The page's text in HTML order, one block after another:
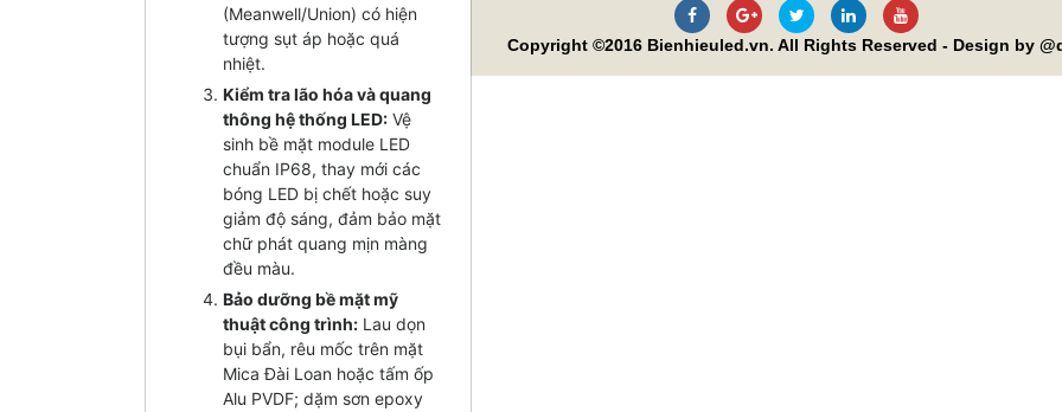
(Meanwell/Union) có hiện
tượng sụt áp hoặc quá
nhiệt.
Kiểm tra lão hóa và quang
thông hệ thống LED: Vệ
sinh bề mặt module LED
chuẩn IP68, thay mới các
bóng LED bị chết hoặc suy
giảm độ sáng, đảm bảo mặt
chữ phát quang mịn màng
đều màu.
Bảo dưỡng bề mặt mỹ
thuật công trình: Lau dọn
bụi bẩn, rêu mốc trên mặt
Mica Đài Loan hoặc tấm ốp
Alu PVDF; dặm sơn epoxy
Copyright ©2016 Bienhieuled.vn. All Rights Reserved - Design by